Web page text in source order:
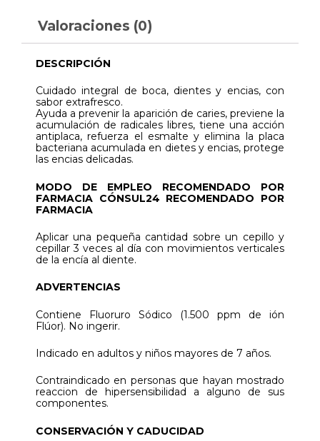
Valoraciones (0)
DESCRIPCIÓN
Cuidado integral de boca, dientes y encias, con
sabor extrafresco.
Ayuda a prevenir la aparición de caries, previene la
acumulación de radicales libres, tiene una acción
antiplaca, refuerza el esmalte y elimina la placa
bacteriana acumulada en dietes y encias, protege
las encias delicadas.
MODO DE EMPLEO RECOMENDADO POR
FARMACIA CÓNSUL24 RECOMENDADO POR
FARMACIA
Aplicar una pequeña cantidad sobre un cepillo y
cepillar 3 veces al día con movimientos verticales
de la encía al diente.
ADVERTENCIAS
Contiene Fluoruro Sódico (1.500 ppm de ión
Flúor). No ingerir.
Indicado en adultos y niños mayores de 7 años.
Contraindicado en personas que hayan mostrado
reaccion de hipersensibilidad a alguno de sus
componentes.
CONSERVACIÓN Y CADUCIDAD